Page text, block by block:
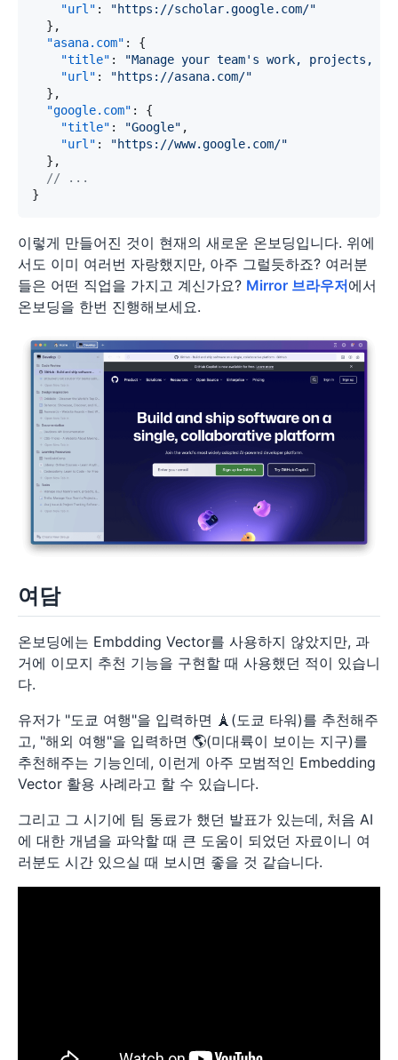
"url" :
"https://scholar.google.com/"
} ,
"asana.com" :
{
"title" :
"Manage your team's work, projects, &
"url" :
"https://asana.com/"
} ,
"google.com" :
{
"title" : "Google" ,
"url" :
"https://www.google.com/"
} ,
// ...
}
이렇게 만들어진 것이 현재의 새로운 온보딩입니다. 위에
서도 이미 여러번 자랑했지만, 아주 그럴듯하죠? 여러분
들은 어떤 직업을 가지고 계신가요? Mirror 브라우저에서
온보딩을 한번 진행해보세요.
여담
온보딩에는 Embdding Vector를 사용하지 않았지만, 과
거에 이모지 추천 기능을 구현할 때 사용했던 적이 있습니
다.
유저가 "도쿄 여행"을 입력하면 🗼(도쿄 타워)를 추천해주
고, "해외 여행"을 입력하면 🌎(미대륙이 보이는 지구)를
추천해주는 기능인데, 이런게 아주 모범적인 Embedding
Vector 활용 사례라고 할 수 있습니다.
그리고 그 시기에 팀 동료가 했던 발표가 있는데, 처음 AI
에 대한 개념을 파악할 때 큰 도움이 되었던 자료이니 여
러분도 시간 있으실 때 보시면 좋을 것 같습니다.